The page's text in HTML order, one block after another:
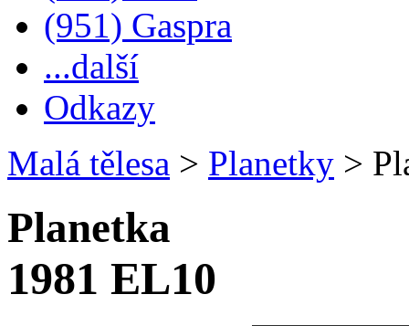
(951) Gaspra
...další
Odkazy
Malá tělesa > Planetky >
Planetka
1981 EL10